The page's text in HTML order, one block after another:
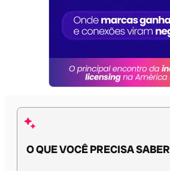
O QUE VOCÊ PRECISA SABER